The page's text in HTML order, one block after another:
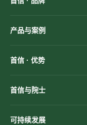
产品与案例
首信 · 优势
首信与院士
可持续发展